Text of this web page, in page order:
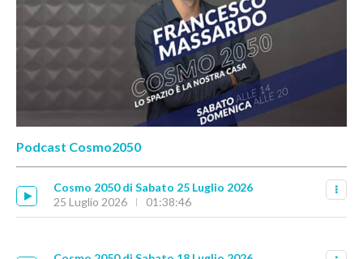
Podcast Cosmo2050
Cosmo 2050 di Sabato 25 Luglio 2026
25 Luglio 2026
01:38:46